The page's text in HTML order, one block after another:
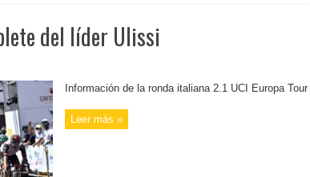
del líder Ulissi
Información de la ronda italiana 2.1 UCI Europa Tour
Leer más »